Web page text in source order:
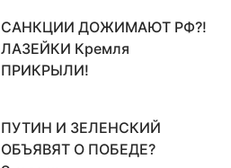
САНКЦИИ ДОЖИМАЮТ РФ?!
ЛАЗЕЙКИ Кремля
ПРИКРЫЛИ!
ПУТИН И ЗЕЛЕНСКИЙ
ОБЪЯВЯТ О ПОБЕДЕ?